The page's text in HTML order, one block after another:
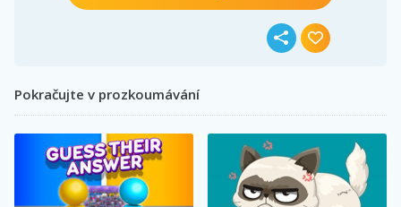
Pokračujte v prozkoumávání